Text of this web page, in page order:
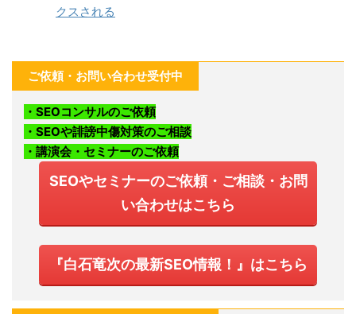
クスされる
ご依頼・お問い合わせ受付中
・SEOコンサルのご依頼
・SEOや誹謗中傷対策のご相談
・講演会・セミナーのご依頼
SEOやセミナーのご依頼・ご相談・お問
い合わせはこちら
『白石竜次の最新SEO情報！』はこちら